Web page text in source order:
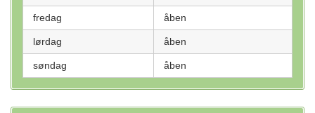
fredag åben
lørdag åben
søndag åben